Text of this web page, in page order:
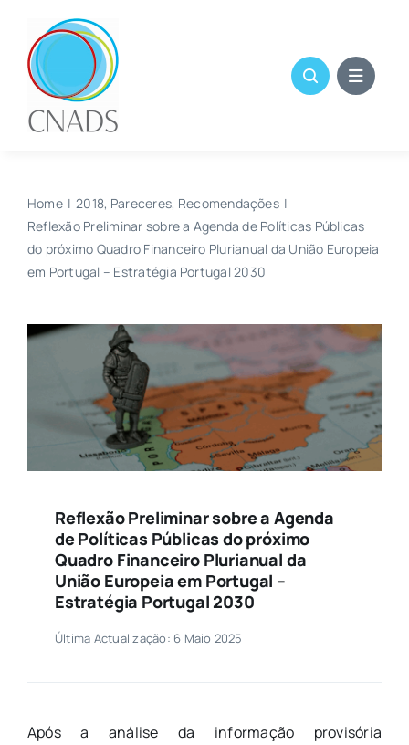
content
Home 2018 Pareceres Recomendações
Reflexão Preliminar sobre a Agenda de Políticas Públicas
do próximo Quadro Financeiro Plurianual da União Europeia
em Portugal – Estratégia Portugal 2030
Reflexão Preliminar sobre a Agenda
de Políticas Públicas do próximo
Quadro Financeiro Plurianual da
União Europeia em Portugal –
Estratégia Portugal 2030
Última Actualização: 6 Maio 2025
Após a análise da informação provisória